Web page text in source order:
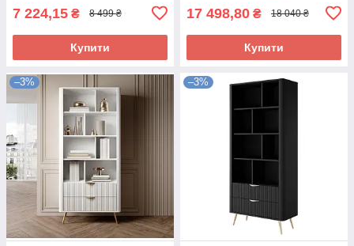
7 224,15 ₴ 8 499 ₴
Купити
17 498,80 ₴ 18 040 ₴
Купити
–3% –3%